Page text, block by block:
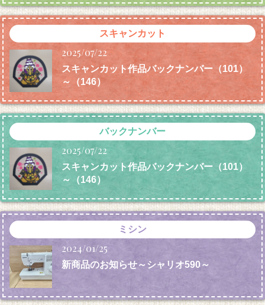
スキャンカット
2025/07/22
スキャンカット作品バックナンバー（101）
～（146）
バックナンバー
2025/07/22
スキャンカット作品バックナンバー（101）
～（146）
ミシン
2024/01/25
新商品のお知らせ～シャリオ590～